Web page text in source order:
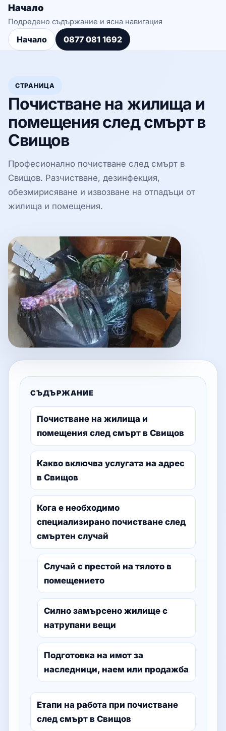
Начало
Подредено съдържание и ясна навигация
Начало 0877 081 1692
СТРАНИЦА
Почистване на жилища и
помещения след смърт в
Свищов
Професионално почистване след смърт в
Свищов. Разчистване, дезинфекция,
обезмирисяване и извозване на отпадъци от
жилища и помещения.
СЪДЪРЖАНИЕ
Почистване на жилища и
помещения след смърт в Свищов
Какво включва услугата на адрес
в Свищов
Кога е необходимо
специализирано почистване след
смъртен случай
Случай с престой на тялото в
помещението
Силно замърсено жилище с
натрупани вещи
Подготовка на имот за
наследници, наем или продажба
Етапи на работа при почистване
след смърт в Свищов